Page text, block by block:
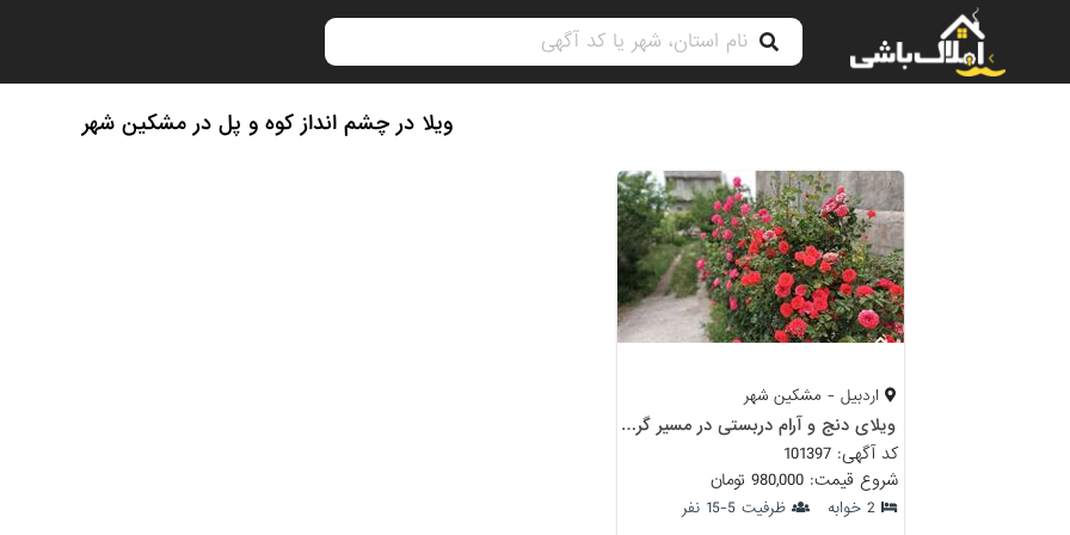
ویلا در چشم انداز کوه و پل در مشکین شهر
اردبیل - مشکین شهر
ویلای دنج و آرام دربستی در مسیر گردشگری و آبهای گرم مشکین شهر
کد آگهی: 101397
شروع قیمت: 980,000 تومان
2 خوابه ظرفیت 5-15 نفر